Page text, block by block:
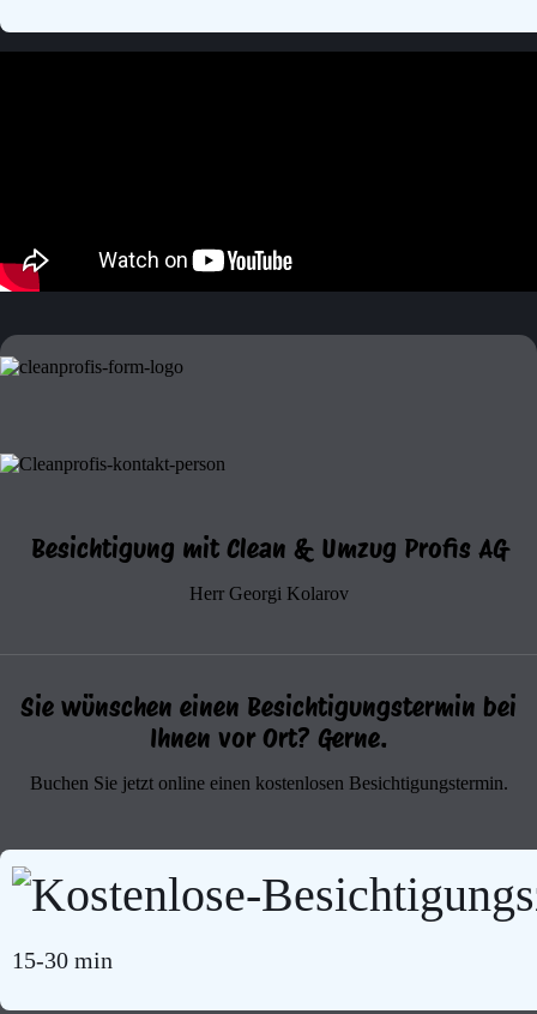
Besichtigung mit Clean & Umzug Profis AG
Herr Georgi Kolarov
Sie wünschen einen Besichtigungstermin bei
Ihnen vor Ort? Gerne.
Buchen Sie jetzt online einen kostenlosen Besichtigungstermin.
15-30 min